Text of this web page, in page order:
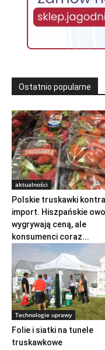
Ostatnio popularne
aktualności
Polskie truskawki kontra
import. Hiszpańskie
wygrywają ceną, ale
konsumenci coraz...
Technologie uprawy
Folie i siatki na tunele
truskawkowe